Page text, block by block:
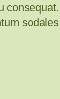
sodales.